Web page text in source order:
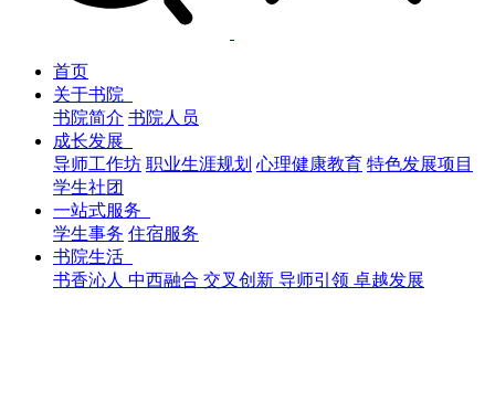
首页
关于书院
书院简介 书院人员
成长发展
导师工作坊 职业生涯规划 心理健康教育 特色发展项目
学生社团
一站式服务
学生事务 住宿服务
书院生活
书香沁人 中西融合 交叉创新 导师引领 卓越发展